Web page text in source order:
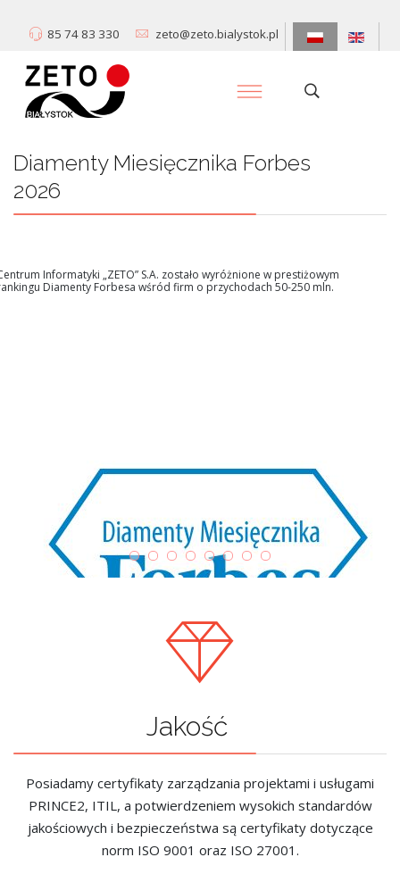
85 74 83 330 zeto@zeto.bialystok.pl
Diamenty Miesięcznika Forbes
2026
Centrum Informatyki „ZETO” S.A. zostało wyróżnione w prestiżowym
rankingu Diamenty Forbesa wśród firm o przychodach 50-250 mln.
Jakość
Posiadamy certyfikaty zarządzania projektami i usługami
PRINCE2, ITIL, a potwierdzeniem wysokich standardów
jakościowych i bezpieczeństwa są certyfikaty dotyczące
norm ISO 9001 oraz ISO 27001.